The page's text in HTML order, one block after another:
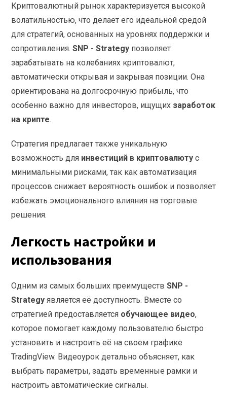
Криптовалютный рынок характеризуется высокой
волатильностью, что делает его идеальной средой
для стратегий, основанных на уровнях поддержки и
сопротивления. SNP - Strategy позволяет
зарабатывать на колебаниях криптовалют,
автоматически открывая и закрывая позиции. Она
ориентирована на долгосрочную прибыль, что
особенно важно для инвесторов, ищущих заработок
на крипте.
Стратегия предлагает также уникальную
возможность для инвестиций в криптовалюту с
минимальными рисками, так как автоматизация
процессов снижает вероятность ошибок и позволяет
избежать эмоционального влияния на торговые
решения.
Легкость настройки и
использования
Одним из самых больших преимуществ SNP -
Strategy является её доступность. Вместе со
стратегией предоставляется обучающее видео,
которое помогает каждому пользователю быстро
установить и настроить её на своем графике
TradingView. Видеоурок детально объясняет, как
выбрать параметры, задать временные рамки и
настроить автоматические сигналы.